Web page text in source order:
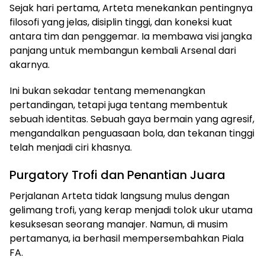
Sejak hari pertama, Arteta menekankan pentingnya
filosofi yang jelas, disiplin tinggi, dan koneksi kuat
antara tim dan penggemar. Ia membawa visi jangka
panjang untuk membangun kembali Arsenal dari
akarnya.
Ini bukan sekadar tentang memenangkan
pertandingan, tetapi juga tentang membentuk
sebuah identitas. Sebuah gaya bermain yang agresif,
mengandalkan penguasaan bola, dan tekanan tinggi
telah menjadi ciri khasnya.
Purgatory Trofi dan Penantian Juara
Perjalanan Arteta tidak langsung mulus dengan
gelimang trofi, yang kerap menjadi tolok ukur utama
kesuksesan seorang manajer. Namun, di musim
pertamanya, ia berhasil mempersembahkan Piala
FA.